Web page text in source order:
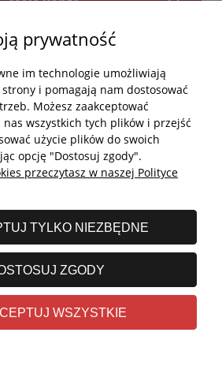
i dostawa
Kontakt
Kontakt
otwarcia salonu:
- Piątek: 11:00 - 19:00
10:00 - 14:00
Wszelkie prawa zastrzeżone
|Sklep internetowy Shoper.pl
prywatność
im technologie umożliwiają
i pomagają nam dostosować
Możesz zaakceptować
wszystkich tych plików i przejść
użycie plików do swoich
opcję "Dostosuj zgody".
przeczytasz w naszej Polityce
TYLKO NIEZBĘDNE
ZGODY
WSZYSTKIE